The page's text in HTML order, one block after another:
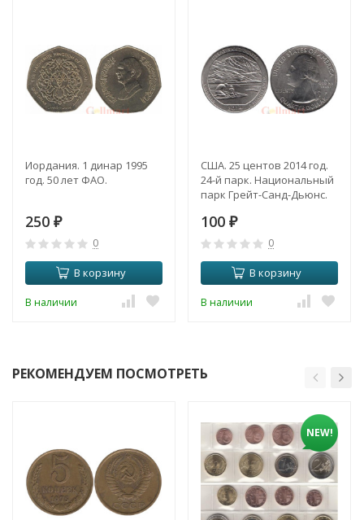
Иордания. 1 динар 1995
год. 50 лет ФАО.
250 ₽
0
В корзину
В наличии
США. 25 центов 2014 год.
24-й парк. Национальный
парк Грейт-Санд-Дьюнс.
100 ₽
0
В корзину
В наличии
РЕКОМЕНДУЕМ ПОСМОТРЕТЬ
NEW!